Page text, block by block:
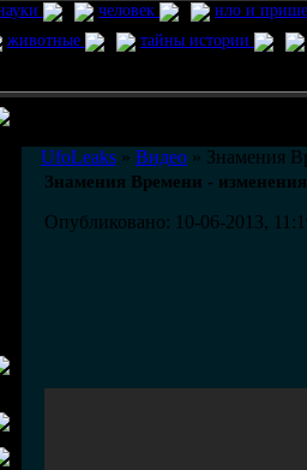
человек
нло и
животные
тайны истории
UfoLeaks » Видео » Знамения
Знамения Времени -
Опубликовано: 10-06-2013,